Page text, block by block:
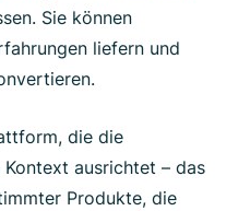
Sie können
liefern und
die die
ausrichtet – das
Produkte, die